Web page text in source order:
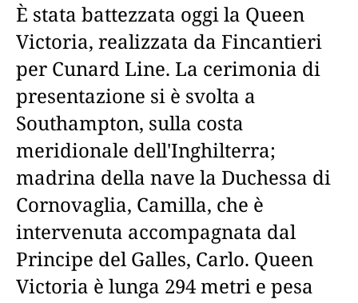
È stata battezzata oggi la Queen
Victoria, realizzata da Fincantieri
per Cunard Line. La cerimonia di
presentazione si è svolta a
Southampton, sulla costa
meridionale dell'Inghilterra;
madrina della nave la Duchessa di
Cornovaglia, Camilla, che è
intervenuta accompagnata dal
Principe del Galles, Carlo. Queen
Victoria è lunga 294 metri e pesa